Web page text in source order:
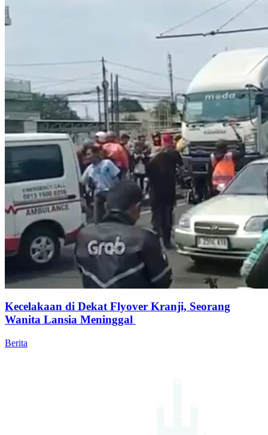
Kecelakaan di Dekat Flyover Kranji, Seorang
Wanita Lansia Meninggal
Berita